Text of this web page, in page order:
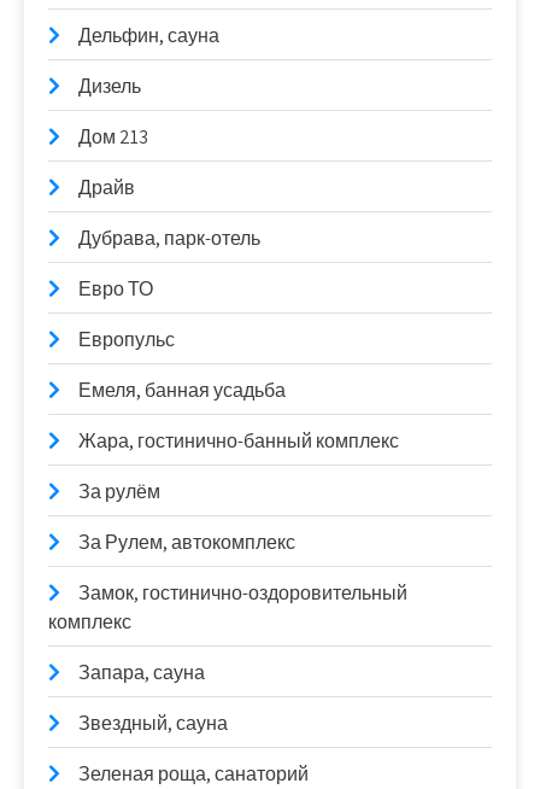
Дельфин, сауна
Дизель
Дом 213
Драйв
Дубрава, парк-отель
Евро ТО
Европульс
Емеля, банная усадьба
Жара, гостинично-банный комплекс
За рулём
За Рулем, автокомплекс
Замок, гостинично-оздоровительный
комплекс
Запара, сауна
Звездный, сауна
Зеленая роща, санаторий